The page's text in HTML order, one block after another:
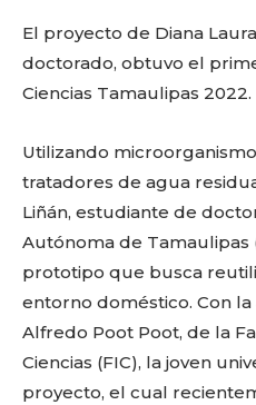
k
El proyecto de Diana
doctorado, obtuvo el
Ciencias Tamaulipas 2022.
Utilizando
tratadores de agua
Liñán, estudiante de
Autónoma de Tamaulipas
prototipo que busca
entorno doméstico. Con
Alfredo Poot Poot, de la
Ciencias (FIC), la joven
proyecto, el cual